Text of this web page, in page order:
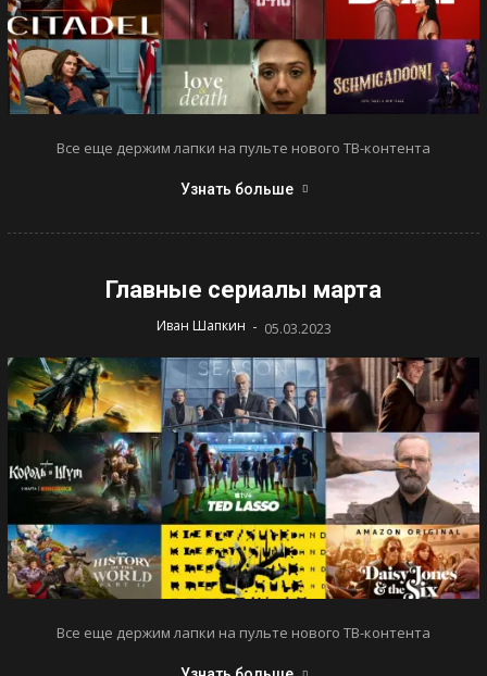
Все еще держим лапки на пульте нового ТВ-контента
Узнать больше
Главные сериалы марта
Иван Шапкин - 05.03.2023
Все еще держим лапки на пульте нового ТВ-контента